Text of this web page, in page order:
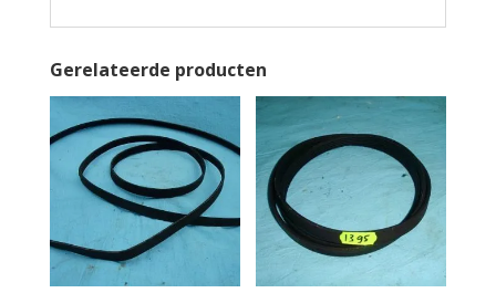
Gerelateerde producten